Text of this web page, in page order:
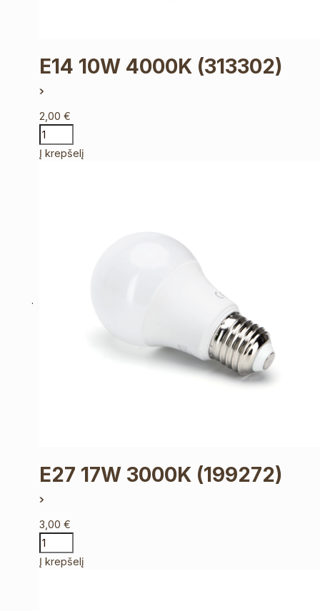
E14 10W 4000K (313302)
2,00€
Į krepšelį
E27 17W 3000K (199272)
3,00€
Į krepšelį